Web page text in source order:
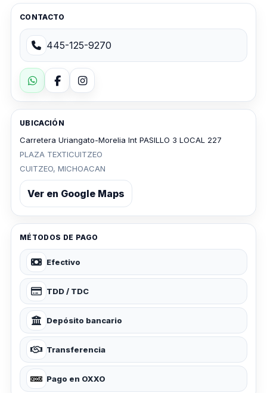
CONTACTO
445-125-9270
UBICACIÓN
Carretera Uriangato-Morelia Int PASILLO 3 LOCAL 227
PLAZA TEXTICUITZEO
CUITZEO, MICHOACAN
Ver en Google Maps
MÉTODOS DE PAGO
Efectivo
TDD / TDC
Depósito bancario
Transferencia
Pago en OXXO